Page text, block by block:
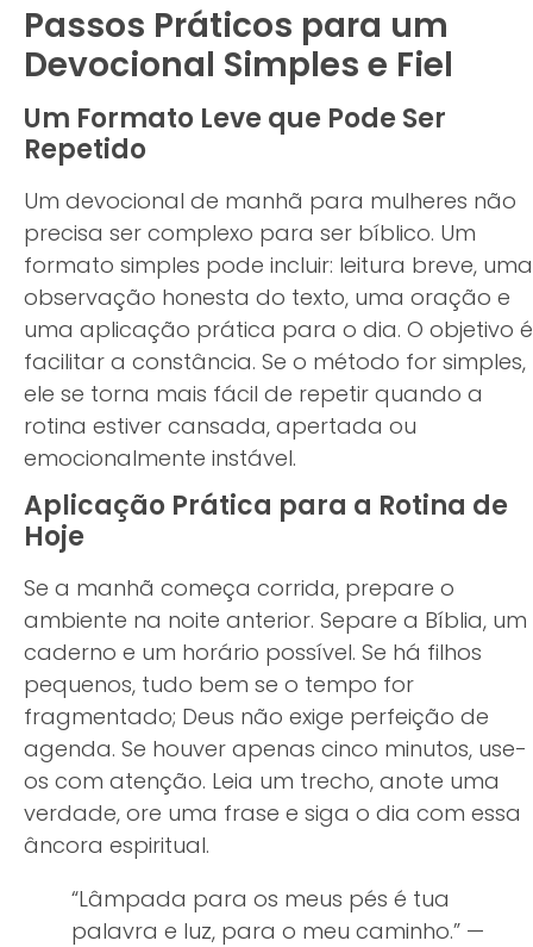
Passos Práticos para um
Devocional Simples e Fiel
Um Formato Leve que Pode Ser
Repetido
Um devocional de manhã para mulheres não
precisa ser complexo para ser bíblico. Um
formato simples pode incluir: leitura breve, uma
observação honesta do texto, uma oração e
uma aplicação prática para o dia. O objetivo é
facilitar a constância. Se o método for simples,
ele se torna mais fácil de repetir quando a
rotina estiver cansada, apertada ou
emocionalmente instável.
Aplicação Prática para a Rotina de
Hoje
Se a manhã começa corrida, prepare o
ambiente na noite anterior. Separe a Bíblia, um
caderno e um horário possível. Se há filhos
pequenos, tudo bem se o tempo for
fragmentado; Deus não exige perfeição de
agenda. Se houver apenas cinco minutos, use-
os com atenção. Leia um trecho, anote uma
verdade, ore uma frase e siga o dia com essa
âncora espiritual.
“Lâmpada para os meus pés é tua
palavra e luz, para o meu caminho.” —